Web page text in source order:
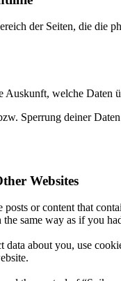
der Seiten, die die
welche Daten
Sperrung deiner
Websites
or content that
the same way as if you
data about you, use